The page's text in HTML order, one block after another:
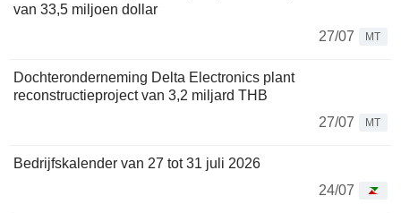
van 33,5 miljoen dollar
27/07
MT
Dochteronderneming Delta Electronics plant
reconstructieproject van 3,2 miljard THB
27/07
MT
Bedrijfskalender van 27 tot 31 juli 2026
24/07